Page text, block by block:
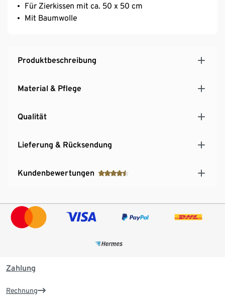
Für Zierkissen mit ca. 50 x 50 cm
Mit Baumwolle
Produktbeschreibung
Material & Pflege
Qualität
Lieferung & Rücksendung
Kundenbewertungen
Zahlung
Rechnung